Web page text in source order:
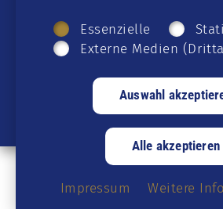
GETTR Twitter
· Rumble·YouTube·
© 2026 CSmedicus · alle Rechte
Cookies·
Essenzielle
Externe Medien
Impressum Weitere